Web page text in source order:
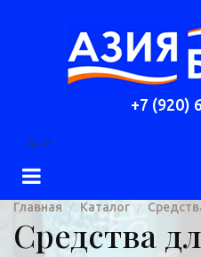
+7 (920)
//-->
Главная / Каталог /
Средства